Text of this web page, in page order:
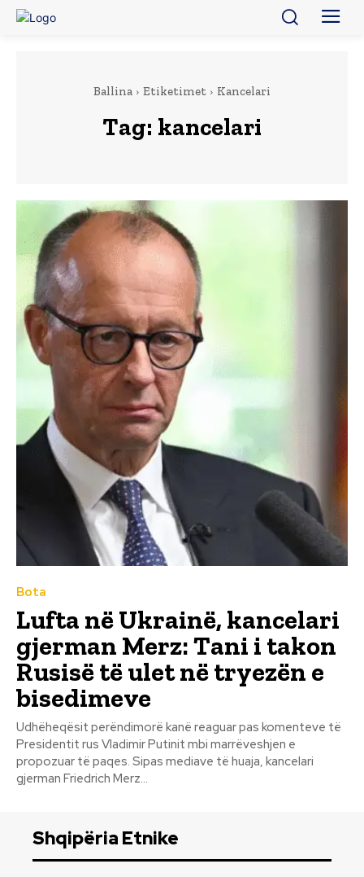
Ballina Etiketimet Kancelari
Tag: kancelari
Bota
Lufta në Ukrainë, kancelari
gjerman Merz: Tani i takon
Rusisë të ulet në tryezën e
bisedimeve
Udhëheqësit perëndimorë kanë reaguar pas komenteve të
Presidentit rus Vladimir Putinit mbi marrëveshjen e
propozuar të paqes. Sipas mediave të huaja, kancelari
gjerman Friedrich Merz...
Shqipëria Etnike